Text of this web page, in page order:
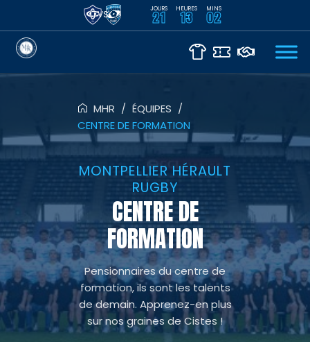
VS JOURS
21 HEURES
13 MINS
02
MHR / ÉQUIPES /
CENTRE DE FORMATION
MONTPELLIER HÉRAULT
RUGBY
CENTRE DE
FORMATION
Pensionnaires du centre de
formation, ils sont les talents
de demain. Apprenez-en plus
sur nos graines de Cistes !